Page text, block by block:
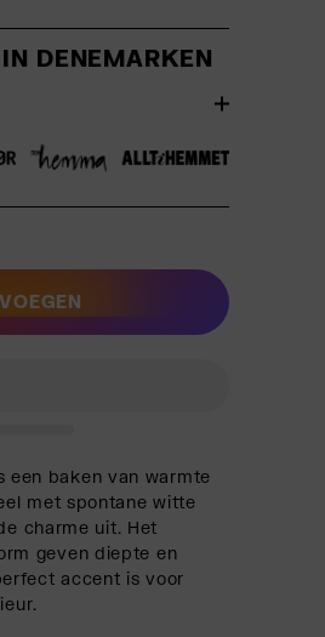
DENEMARKEN
een baken van warmte
met spontane witte
charme uit. Het
geven diepte en
accent is voor